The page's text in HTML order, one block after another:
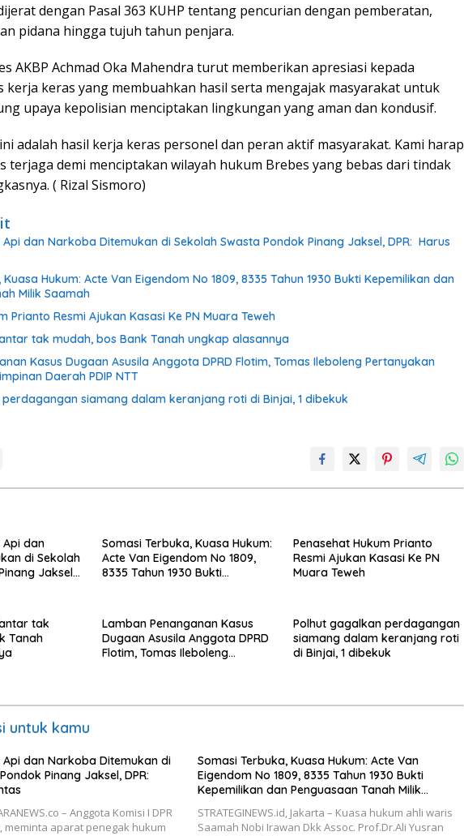
dengan Pasal 363 KUHP tentang pencurian dengan pemberatan,
pidana hingga tujuh tahun penjara.
AKBP Achmad Oka Mahendra turut memberikan apresiasi kepada
kerja keras yang membuahkan hasil serta mengajak masyarakat untuk
upaya kepolisian menciptakan lingkungan yang aman dan kondusif.
adalah hasil kerja keras personel dan peran aktif masyarakat. Kami harap
terjaga demi menciptakan wilayah hukum Brebes yang bebas dari tindak
( Rizal Sismoro)
dan Narkoba Ditemukan di Sekolah Swasta Pondok Pinang Jaksel, DPR: Harus
Hukum: Acte Van Eigendom No 1809, 8335 Tahun 1930 Bukti Kepemilikan dan
Milik Saamah
Prianto Resmi Ajukan Kasasi Ke PN Muara Teweh
tak mudah, bos Bank Tanah ungkap alasannya
Kasus Dugaan Asusila Anggota DPRD Flotim, Tomas Ileboleng Pertanyakan
Daerah PDIP NTT
siamang dalam keranjang roti di Binjai, 1 dibekuk
Api dan
di Sekolah
Jaksel,
Somasi Terbuka, Kuasa Hukum:
Acte Van Eigendom No 1809,
8335 Tahun 1930 Bukti
Penasehat Hukum Prianto
Resmi Ajukan Kasasi Ke PN
Muara Teweh
tak
Tanah
Lamban Penanganan Kasus
Dugaan Asusila Anggota DPRD
Flotim, Tomas Ileboleng
Polhut gagalkan perdagangan
siamang dalam keranjang roti
di Binjai, 1 dibekuk
untuk kamu
Api dan Narkoba Ditemukan di
Pinang Jaksel, DPR:
– Anggota Komisi I DPR
meminta aparat penegak hukum
Somasi Terbuka, Kuasa Hukum: Acte Van
Eigendom No 1809, 8335 Tahun 1930 Bukti
Kepemilikan dan Penguasaan Tanah Milik
STRATEGINEWS.id, Jakarta – Kuasa hukum ahli waris
Saamah Nobi Irawan Dkk Assoc. Prof.Dr.Ali Yusran